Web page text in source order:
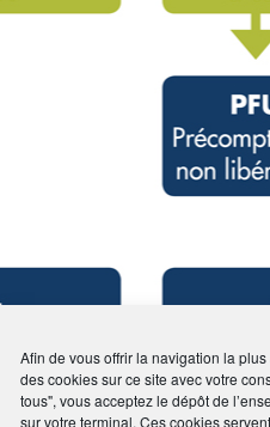
Afin de vous offrir la navigation la
des cookies sur ce site avec votre
tous", vous acceptez le dépôt de
sur votre terminal. Ces cookies
vie et des